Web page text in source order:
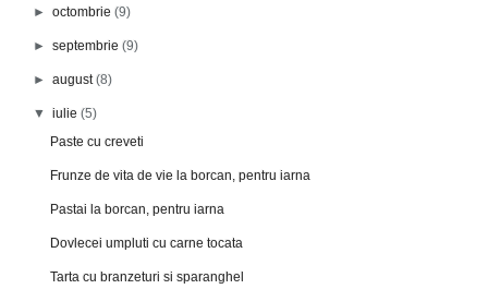
►octombrie(9)
►septembrie(9)
►august(8)
▼iulie(5)
Paste cu creveti
Frunze de vita de vie la borcan, pentru iarna
Pastai la borcan, pentru iarna
Dovlecei umpluti cu carne tocata
Tarta cu branzeturi si sparanghel